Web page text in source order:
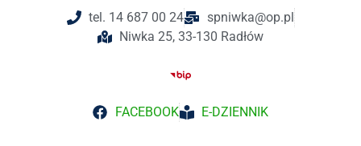
tel. 14 687 00 24
spniwka@op.pl
Niwka 25, 33-130 Radłów
FACEBOOK E-DZIENNIK